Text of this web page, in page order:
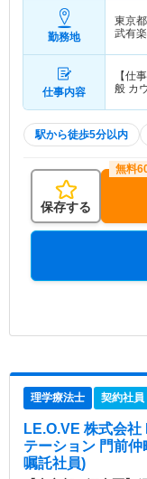
勤務地
東京
武有
仕事内容
【仕
般 カ
駅から徒歩5分以内
保存する
理学療法士 契約社員
LE.O.VE 株式会
テーション 門前仲
嘱託社員)